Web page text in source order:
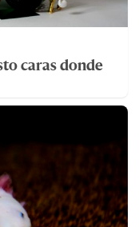
caras donde